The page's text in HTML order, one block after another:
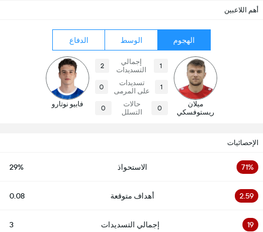
أهم اللاعبين
الهجوم الوسط الدفاع
ميلان
ريستوفسكي
1
إجمالي
التسديدات
2
1
تسديدات
على المرمى
0
0
حالات
التسلل
0 فابيو نوتارو
الإحصائيات
71% الاستحواذ 29%
2.59 أهداف متوقعة 0.08
19 إجمالي التسديدات 3